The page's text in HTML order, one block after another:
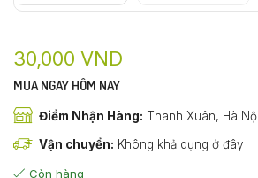
30,000 VND
MUA NGAY HÔM NAY
Điểm Nhận Hàng: Thanh Xuân, Hà Nội
Vận chuyển: Không khả dụng ở đây
Còn hàng